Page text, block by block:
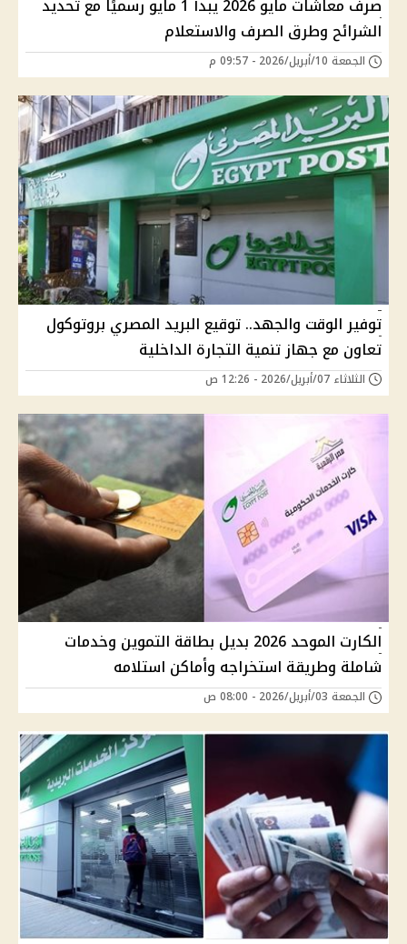
صرف معاشات مايو 2026 يبدأ 1 مايو رسميًا مع تحديد
الشرائح وطرق الصرف والاستعلام
الجمعة 10/أبريل/2026 - 09:57 م
توفير الوقت والجهد.. توقيع البريد المصري بروتوكول
تعاون مع جهاز تنمية التجارة الداخلية
الثلاثاء 07/أبريل/2026 - 12:26 ص
الكارت الموحد 2026 بديل بطاقة التموين وخدمات
شاملة وطريقة استخراجه وأماكن استلامه
الجمعة 03/أبريل/2026 - 08:00 ص